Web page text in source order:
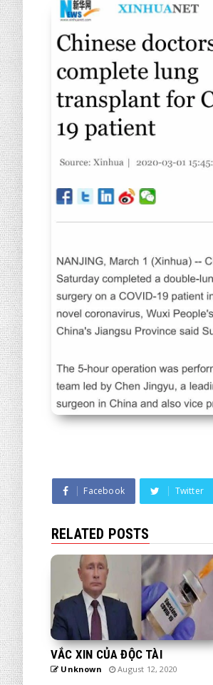
Facebook Twitter
RELATED POSTS
VẮC XIN CỦA ĐỘC TÀI
Unknown August 12, 2020